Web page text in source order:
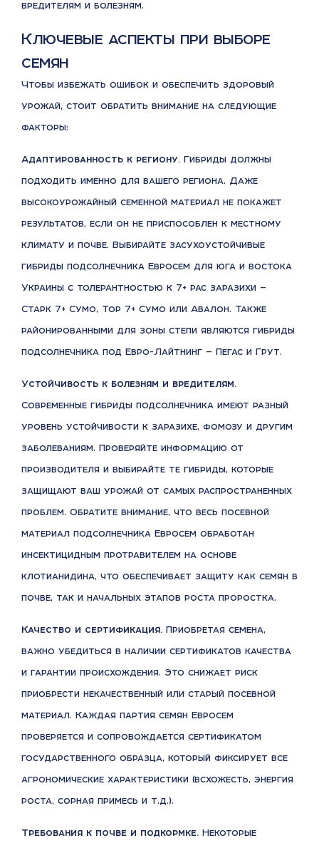
вредителям и болезням.
Ключевые аспекты при выборе
семян
Чтобы избежать ошибок и обеспечить здоровый
урожай, стоит обратить внимание на следующие
факторы:
Адаптированность к региону. Гибриды должны
подходить именно для вашего региона. Даже
высокоурожайный семенной материал не покажет
результатов, если он не приспособлен к местному
климату и почве. Выбирайте засухоустойчивые
гибриды подсолнечника Евросем для юга и востока
Украины с толерантностью к 7+ рас заразихи —
Старк 7+ Сумо, Тор 7+ Сумо или Авалон. Также
районированными для зоны степи являются гибриды
подсолнечника под Евро-Лайтнинг — Пегас и Грут.
Устойчивость к болезням и вредителям.
Современные гибриды подсолнечника имеют разный
уровень устойчивости к заразихе, фомозу и другим
заболеваниям. Проверяйте информацию от
производителя и выбирайте те гибриды, которые
защищают ваш урожай от самых распространенных
проблем. Обратите внимание, что весь посевной
материал подсолнечника Евросем обработан
инсектицидным протравителем на основе
клотианидина, что обеспечивает защиту как семян в
почве, так и начальных этапов роста проростка.
Качество и сертификация. Приобретая семена,
важно убедиться в наличии сертификатов качества
и гарантии происхождения. Это снижает риск
приобрести некачественный или старый посевной
материал. Каждая партия семян Евросем
проверяется и сопровождается сертификатом
государственного образца, который фиксирует все
агрономические характеристики (всхожесть, энергия
роста, сорная примесь и т.д.).
Требования к почве и подкормке. Некоторые